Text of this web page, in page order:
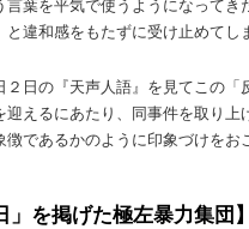
と違和感をもたずに受け止めてし
２日の『天声人語』を見てこの
迎えるにあたり、同事件を取り
徴であるかのように印象づけをお
」を掲げた極左暴力集団】